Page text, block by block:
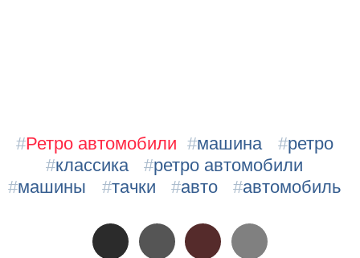
#Ретро автомобили #машина #ретро
#классика #ретро автомобили
#машины #тачки #авто #автомобиль